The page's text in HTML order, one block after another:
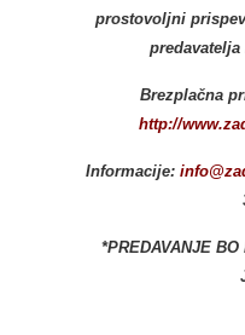
prostovoljni
Brezplačna
http://
Informacije:
*PREDAVANJE